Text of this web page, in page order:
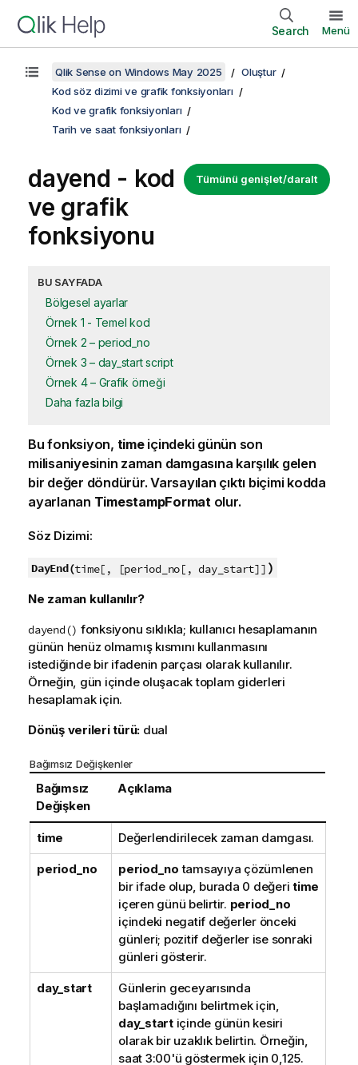
Search Menü
Qlik Sense on Windows May 2025
Oluştur
Kod söz dizimi ve grafik fonksiyonları
Kod ve grafik fonksiyonları
Tarih ve saat fonksiyonları
Tümünü genişlet/daralt
dayend - kod
ve grafik
fonksiyonu
BU SAYFADA
Bölgesel ayarlar
Örnek 1 - Temel kod
Örnek 2 – period_no
Örnek 3 – day_start script
Örnek 4 – Grafik örneği
Daha fazla bilgi
Bu fonksiyon, timeiçindeki günün son
milisaniyesinin zaman damgasına karşılık gelen
bir değer döndürür. Varsayılan çıktı biçimi kodda
ayarlanan TimestampFormatolur.
Söz Dizimi:
DayEnd(time[, [period_no[, day_start]] )
Ne zaman kullanılır?
dayend() fonksiyonu sıklıkla; kullanıcı hesaplamanın
günün henüz olmamış kısmını kullanmasını
istediğinde bir ifadenin parçası olarak kullanılır.
Örneğin, gün içinde oluşacak toplam giderleri
hesaplamak için.
Dönüş verileri türü: dual
Bağımsız Değişkenler
Bağımsız
Değişken
Açıklama
time Değerlendirilecek zaman damgası.
period_no period_no tamsayıya çözümlenen
bir ifade olup, burada 0 değeri time
içeren günü belirtir. period_no
içindeki negatif değerler önceki
günleri; pozitif değerler ise sonraki
günleri gösterir.
day_start
Günlerin geceyarısında
başlamadığını belirtmek için,
day_startiçinde günün kesiri
olarak bir uzaklık belirtin. Örneğin,
saat 3:00'ü göstermek için 0,125.